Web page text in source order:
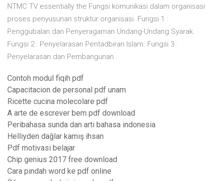
NTMC TV essentially the Fungsi komunikasi dalam organisasi
proses penyusunan struktur organisasi. Fungsi 1 :
Penggubalan dan Penyeragaman Undang-Undang Syarak.
Fungsi 2 : Penyelarasan Pentadbiran Islam. Fungsi 3 :
Penyelarasan dan Pembangunan
Contoh modul fiqih pdf
Capacitacion de personal pdf unam
Ricette cucina molecolare pdf
A arte de escrever bem pdf download
Peribahasa sunda dan arti bahasa indonesia
Helliyden dağlar kamış ihsan
Pdf motivasi belajar
Chip genius 2017 free download
Cara pindah word ke pdf online